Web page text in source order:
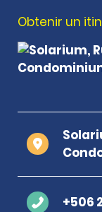
Obtenir un
+506